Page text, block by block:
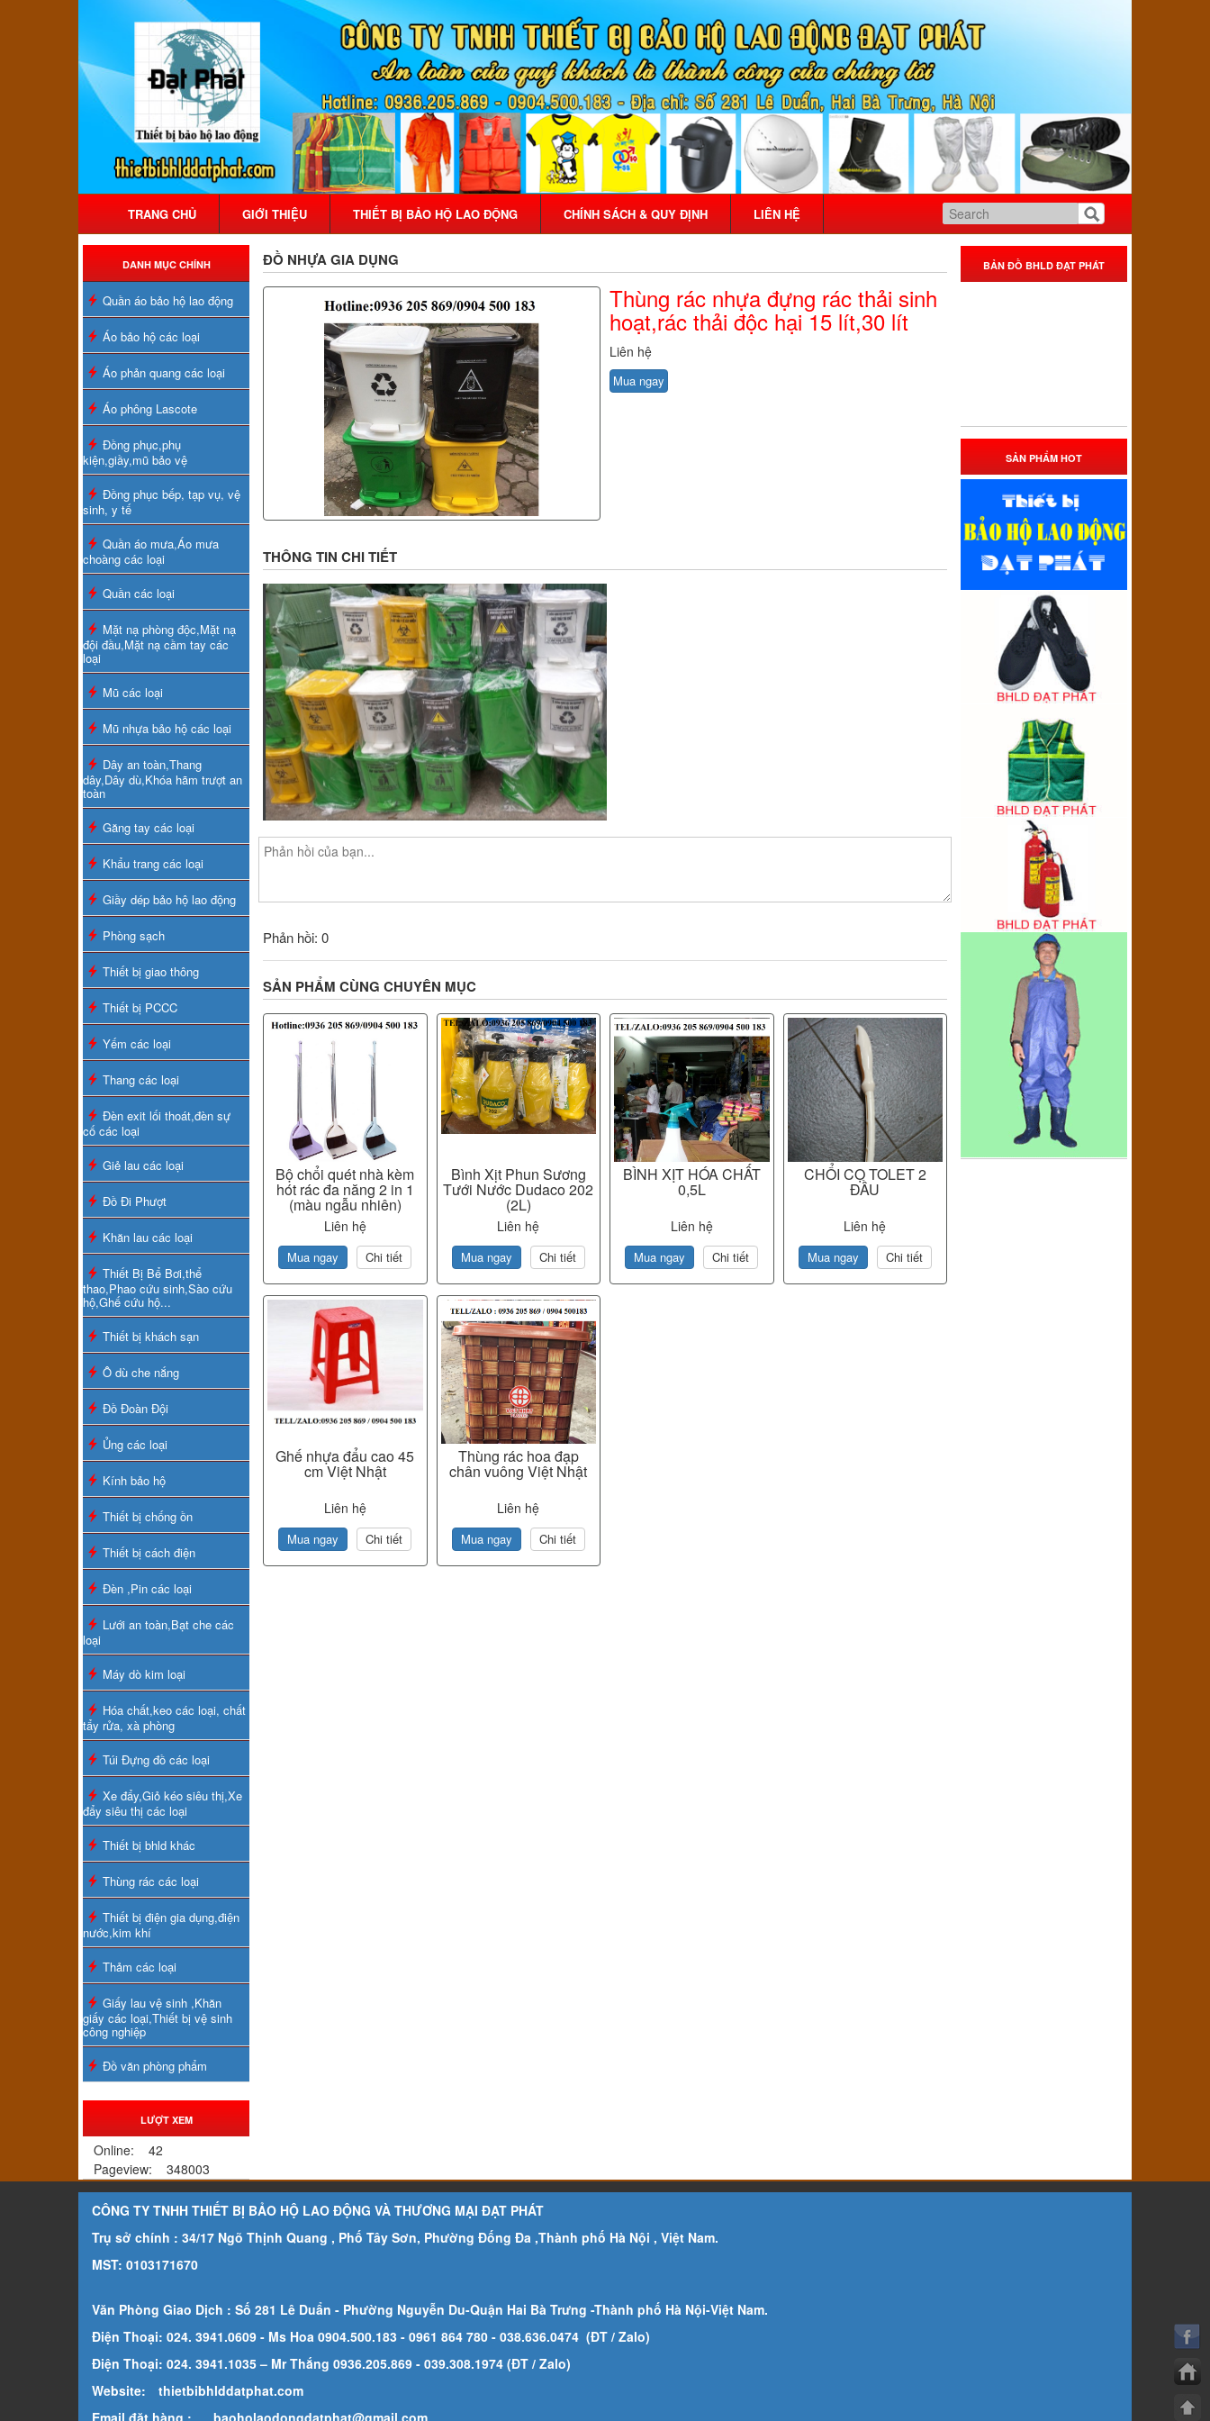
TRANG CHỦ GIỚI THIỆU THIẾT BỊ BẢO HỘ LAO ĐỘNG CHÍNH SÁCH & QUY ĐỊNH LIÊN HỆ
DANH MỤC CHÍNH
Quần áo bảo hộ lao động
Áo bảo hộ các loại
Áo phản quang các loại
Áo phông Lascote
Đồng phục,phụ
kiện,giầy,mũ bảo vệ
Đồng phục bếp, tạp vụ, vệ
sinh, y tế
Quần áo mưa,Áo mưa
choàng các loại
Quần các loại
Mặt nạ phòng độc,Mặt nạ
đội đầu,Mặt nạ cầm tay các
loại
Mũ các loại
Mũ nhựa bảo hộ các loại
Dây an toàn,Thang
dây,Dây dù,Khóa hãm trượt an
toàn
Găng tay các loại
Khẩu trang các loại
Giầy dép bảo hộ lao động
Phòng sạch
Thiết bị giao thông
Thiết bị PCCC
Yếm các loại
Thang các loại
Đèn exit lối thoát,đèn sự
cố các loại
Giẻ lau các loại
Đồ Đi Phượt
Khăn lau các loại
Thiết Bị Bể Bơi,thể
thao,Phao cứu sinh,Sào cứu
hộ,Ghế cứu hộ...
Thiết bị khách sạn
Ô dù che nắng
Đồ Đoàn Đội
Ủng các loại
Kính bảo hộ
Thiết bị chống ồn
Thiết bị cách điện
Đèn ,Pin các loại
Lưới an toàn,Bạt che các
loại
Máy dò kim loại
Hóa chất,keo các loại, chất
tẩy rửa, xà phòng
Túi Đựng đồ các loại
Xe đẩy,Giỏ kéo siêu thị,Xe
đẩy siêu thị các loại
Thiết bị bhld khác
Thùng rác các loại
Thiết bị điện gia dụng,điện
nước,kim khí
Thảm các loại
Giấy lau vệ sinh ,Khăn
giấy các loại,Thiết bị vệ sinh
công nghiệp
Đồ văn phòng phẩm
LƯỢT XEM
Online:
42
Pageview:
348003
ĐỒ NHỰA GIA DỤNG
Thùng rác nhựa đựng rác thải sinh
hoạt,rác thải độc hại 15 lít,30 lít
Liên hệ
Mua ngay
THÔNG TIN CHI TIẾT
Phản hồi: 0
SẢN PHẨM CÙNG CHUYÊN MỤC
Bộ chổi quét nhà kèm
hót rác đa năng 2 in 1
(màu ngẫu nhiên)
Liên hệ
Mua ngay Chi tiết
Bình Xịt Phun Sương
Tưới Nước Dudaco 202
(2L)
Liên hệ
Mua ngay Chi tiết
BÌNH XỊT HÓA CHẤT
0,5L
Liên hệ
Mua ngay Chi tiết
CHỔI CỌ TOLET 2
ĐẦU
Liên hệ
Mua ngay Chi tiết
Ghế nhựa đẩu cao 45
cm Việt Nhật
Liên hệ
Mua ngay Chi tiết
Thùng rác hoa đạp
chân vuông Việt Nhật
Liên hệ
Mua ngay Chi tiết
BẢN ĐỒ BHLD ĐẠT PHÁT
SẢN PHẨM HOT
CÔNG TY TNHH THIẾT BỊ BẢO HỘ LAO ĐỘNG VÀ THƯƠNG MẠI ĐẠT PHÁT
Trụ sở chính : 34/17 Ngõ Thịnh Quang , Phố Tây Sơn, Phường Đống Đa ,Thành phố Hà Nội , Việt Nam.
MST: 0103171670
Văn Phòng Giao Dịch : Số 281 Lê Duẩn - Phường Nguyễn Du-Quận Hai Bà Trưng -Thành phố Hà Nội-Việt Nam.
Điện Thoại: 024. 3941.0609 - Ms Hoa 0904.500.183 - 0961 864 780 - 038.636.0474 (ĐT / Zalo)
Điện Thoại: 024. 3941.1035 – Mr Thắng 0936.205.869 - 039.308.1974 (ĐT / Zalo)
Website:
thietbibhlddatphat.com
Email đặt hàng : baoholaodongdatphat@gmail.com